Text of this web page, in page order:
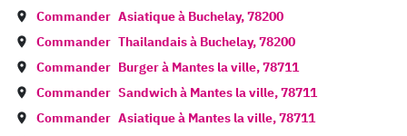
Commander Asiatique à Buchelay,78200
Commander Thailandais à Buchelay,78200
Commander Burger à Mantes la ville,78711
Commander Sandwich à Mantes la ville,78711
Commander Asiatique à Mantes la ville,78711